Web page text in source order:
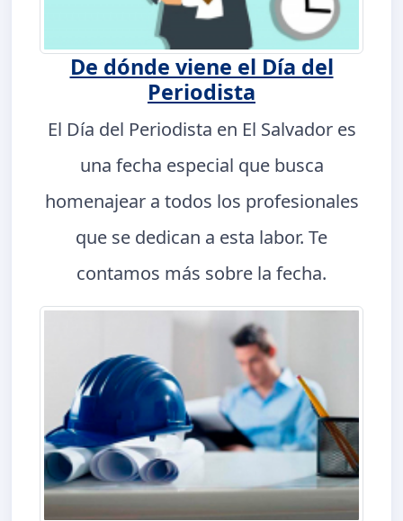
De dónde viene el Día del
Periodista
El Día del Periodista en El Salvador es
una fecha especial que busca
homenajear a todos los profesionales
que se dedican a esta labor. Te
contamos más sobre la fecha.